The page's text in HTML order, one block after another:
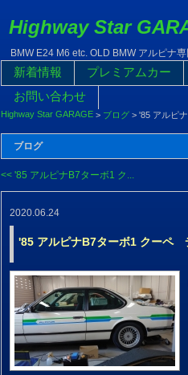
Highway Star
BMW E24 M6 etc. OLD BMW アルピナ
新着情報 プレミアムカー
お問い合わせ
Highway Star GARAGE > ブログ > '85 アルピ
ブログ
<< '85 アルピナB7ターボ1 ク...
2020.06.24
'85 アルピナB7ターボ1 クーペ